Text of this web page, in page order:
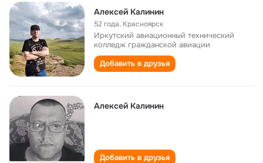
Алексей Калинин
52 года, Красноярск
Иркутский авиационный технический
колледж гражданской авиации
Добавить в друзья
Алексей Калинин
Добавить в друзья